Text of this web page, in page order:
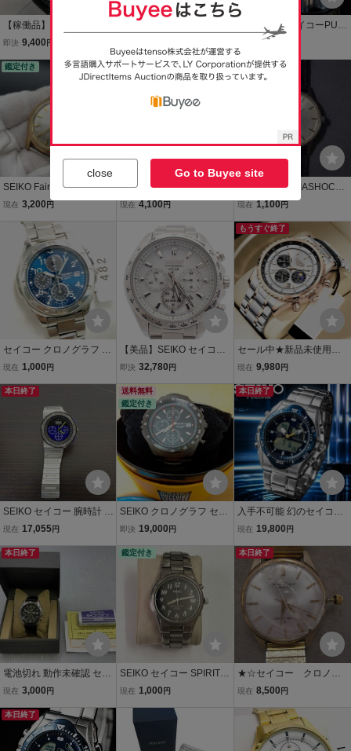
【稼働品】SEIKO セイコ
ー 7T92-0CF0 メンズクォ
ーツクロノグラフ腕時計B
K2
即決 9,400 円
入手不可能 幻のセイコー
なデッドストック ハイブ
リッド・デジアナ100m防
水クロノグラフ 腕時計 逆
輸入パルサーSEIKO
入手不可能 セイコーPUL
SAR 未使用1円 スワロフ
スキー シャンパンゴール
ド 逆輸入 メーカー完売 日
本未発売 SEIKO パルサー
腕時計ボーイズ
3,630
鑑定付き
SEIKO Fairway セイコー
フェアウェイ 手巻き 21石
現在 3,200 円
【売り切り】SEIKO セイ
コー セレクション ソーラ
現在 4,100 円
SEIKO Liner DIASHOCK
23JEWELS 腕時計 レトロ
ジャンク
現在 1,100 円
セイコー クロノグラフ S
EIKO chronograph 腕時計
2
現在 1,000 円
【美品】SEIKO セイコー
セレクション Sシリーズ
デル ソーラー クロノグラ
フ 腕時計 SBPY179 / V17
5-0FD0【い
即決 32,780 円
もうすぐ終了
セール中★新品未使用★L
lGE高級メンズ腕時計 ク
ト セイコー SEIKO プロス
ペックス PROSPEX イン
スパイアウォッチ
現在 9,980 円
本日終了
SEIKO セイコー 腕時計 7
T12-0AX0 GIUGIARO ジ
QUARTZ クォーツ QZ 稼
働 現状品 激安１円スター
現在 17,055円
送料無料
鑑定付き
SEIKO クロノグラフ セイ
コー 腕時計 ジウジアーロ
2510Ss11
即決 19,000 円
本日終了
入手不可能 幻のセイコー
PULSAR 未使用 貴重なデ
ド・デジアナ100m防水ク
ロノグラフ 腕時計 逆輸入
パルサーSEIKO
現在 19,800 円
本日終了
電池切れ 動作未確認 セイ
コー■SEIKO 7T92 キャ
（クオーツ式）メンズ腕
時計■ジャンク品
現在 3,000 円
鑑定付き
SEIKO セイコー SPIRIT
スピリット 7B22-0AD0
ック文字盤 メンズ腕時計
現在 1,000 円
本日終了
★☆セイコー クロノ
ス Seiko Cronos Spe
き 15039 ジャンク☆
現在 8,500 円
本日終了
close Go to Buyee site